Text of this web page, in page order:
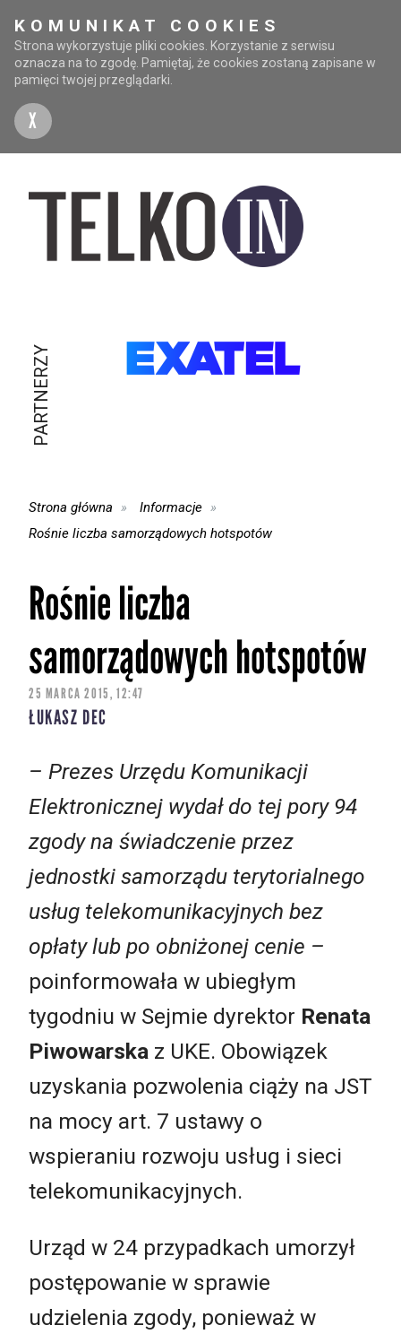
KOMUNIKAT COOKIES
Strona wykorzystuje pliki cookies. Korzystanie z serwisu
oznacza na to zgodę. Pamiętaj, że cookies zostaną zapisane w
pamięci twojej przeglądarki.
X
PARTNERZY
Strona główna
Informacje
Rośnie liczba samorządowych hotspotów
Rośnie liczba
samorządowych hotspotów
25 MARCA 2015, 12:47
ŁUKASZ DEC
– Prezes Urzędu Komunikacji
Elektronicznej wydał do tej pory 94
zgody na świadczenie przez
jednostki samorządu terytorialnego
usług telekomunikacyjnych bez
opłaty lub po obniżonej cenie –
poinformowała w ubiegłym
tygodniu w Sejmie dyrektor Renata
Piwowarska z UKE. Obowiązek
uzyskania pozwolenia ciąży na JST
na mocy art. 7 ustawy o
wspieraniu rozwoju usług i sieci
telekomunikacyjnych.
Urząd w 24 przypadkach umorzył
postępowanie w sprawie
udzielenia zgody, ponieważ w